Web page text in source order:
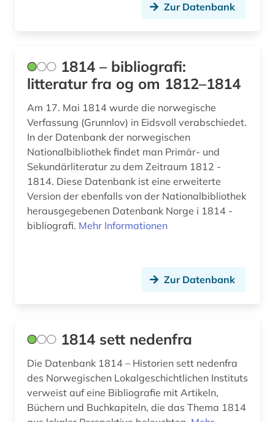
bergbau (1)
bergen (norwegen) (2)
bergman (1)
beruf (1)
besetzung (1)
bestattung (1)
bevölkerung (1)
bevölkerungsentwicklung (2)
bild (1)
bilddatenbank (2)
bildstein (1)
biografie (8)
biographie (3)
Polen (1)
Portugal (1)
Russland, Sowjetunion (3)
Schleswig-Holstein (5)
Schweden (262)
Serbien (1)
Skandinavien (15)
USA (5)
Ukraine (1)
Zur Datenbank
1814 – bibliografi:
litteratur fra og om 1812–1814
Am 17. Mai 1814 wurde die norwegische
Verfassung (Grunnlov) in Eidsvoll verabschiedet.
In der Datenbank der norwegischen
Nationalbibliothek findet man Primär- und
Sekundärliteratur zu dem Zeitraum 1812 -
1814. Diese Datenbank ist eine erweiterte
Version der ebenfalls von der Nationalbibliothek
herausgegebenen Datenbank Norge i 1814 -
bibliografi. Mehr Informationen
Zur Datenbank
1814 sett nedenfra
Die Datenbank 1814 – Historien sett nedenfra
des Norwegischen Lokalgeschichtlichen Instituts
verweist auf eine Bibliografie mit Artikeln,
Büchern und Buchkapiteln, die das Thema 1814